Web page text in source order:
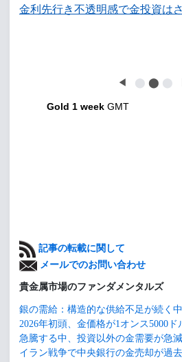
金利先行き不透明感で金投資は
◀ ⬤ ⬤ ⬤
Gold 1 week GMT
記事の転載に関して
メールでのお問い合わせ
貴金属市場のファンダメンタルズ
銀の需給：構造的な供給不足が続く
2026年初頭、金価格が1オンス5000
急騰する中、投資以外の金需要が急減
イラン戦争で中央銀行の金売却が過